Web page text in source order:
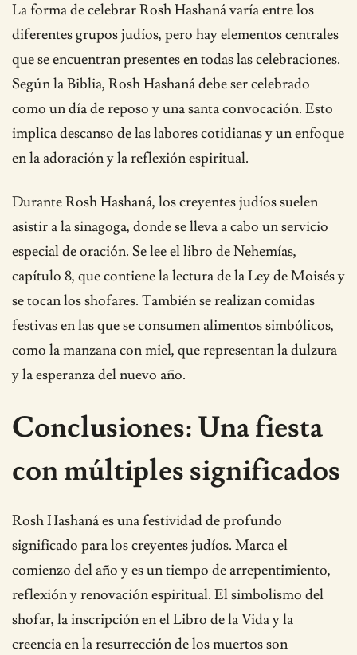
La forma de celebrar Rosh Hashaná varía entre los
diferentes grupos judíos, pero hay elementos centrales
que se encuentran presentes en todas las celebraciones.
Según la Biblia, Rosh Hashaná debe ser celebrado
como un día de reposo y una santa convocación. Esto
implica descanso de las labores cotidianas y un enfoque
en la adoración y la reflexión espiritual.
Durante Rosh Hashaná, los creyentes judíos suelen
asistir a la sinagoga, donde se lleva a cabo un servicio
especial de oración. Se lee el libro de Nehemías,
capítulo 8, que contiene la lectura de la Ley de Moisés y
se tocan los shofares. También se realizan comidas
festivas en las que se consumen alimentos simbólicos,
como la manzana con miel, que representan la dulzura
y la esperanza del nuevo año.
Conclusiones: Una fiesta
con múltiples significados
Rosh Hashaná es una festividad de profundo
significado para los creyentes judíos. Marca el
comienzo del año y es un tiempo de arrepentimiento,
reflexión y renovación espiritual. El simbolismo del
shofar, la inscripción en el Libro de la Vida y la
creencia en la resurrección de los muertos son